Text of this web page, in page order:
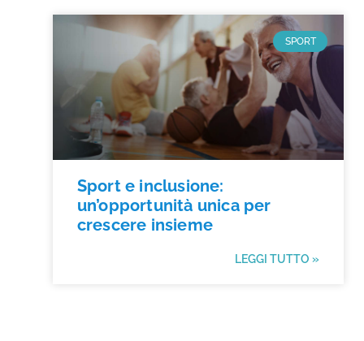
SPORT
Sport e inclusione:
un’opportunità unica per
crescere insieme
LEGGI TUTTO »